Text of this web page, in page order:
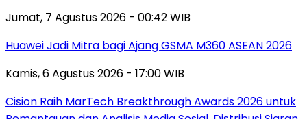
Jumat, 7 Agustus 2026 - 00:42 WIB
Huawei Jadi Mitra bagi Ajang GSMA M360 ASEAN 2026
Kamis, 6 Agustus 2026 - 17:00 WIB
Cision Raih MarTech Breakthrough Awards 2026 untuk